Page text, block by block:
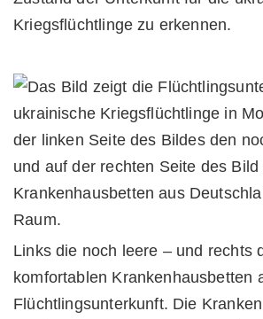
Kriegsflüchtlinge zu erkennen.
Links die noch leere – und rechts
komfortablen Krankenhausbetten
Flüchtlingsunterkunft. Die